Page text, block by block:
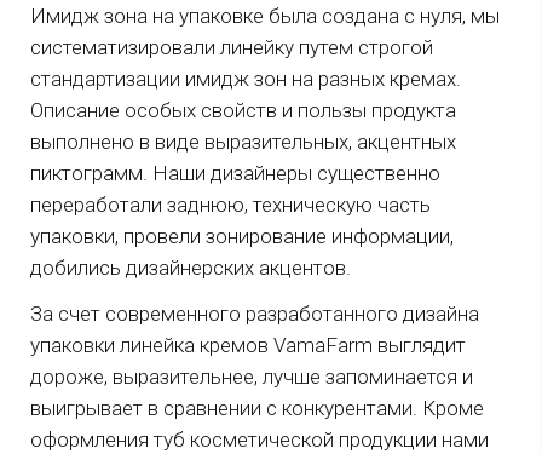
Имидж зона на упаковке была создана с нуля, мы
систематизировали линейку путем строгой
стандартизации имидж зон на разных кремах.
Описание особых свойств и пользы продукта
выполнено в виде выразительных, акцентных
пиктограмм. Наши дизайнеры существенно
переработали заднюю, техническую часть
упаковки, провели зонирование информации,
добились дизайнерских акцентов.
За счет современного разработанного дизайна
упаковки линейка кремов VamaFarm выглядит
дороже, выразительнее, лучше запоминается и
выигрывает в сравнении с конкурентами. Кроме
оформления туб косметической продукции нами